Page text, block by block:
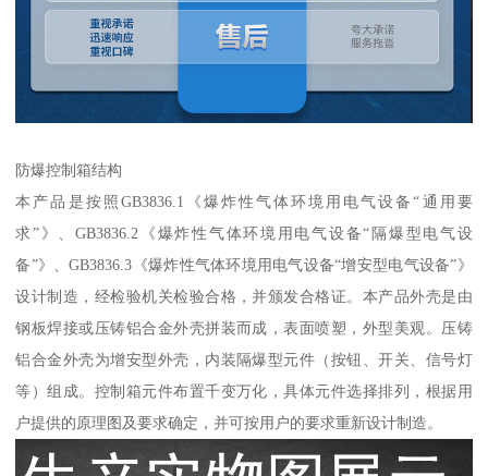
防爆控制箱结构
本产品是按照GB3836.1《爆炸性气体环境用电气设备“通用要
求”》、GB3836.2《爆炸性气体环境用电气设备“隔爆型电气设
备”》、GB3836.3《爆炸性气体环境用电气设备“增安型电气设备”》
设计制造，经检验机关检验合格，并颁发合格证。本产品外壳是由
钢板焊接或压铸铝合金外壳拼装而成，表面喷塑，外型美观。压铸
铝合金外壳为增安型外壳，内装隔爆型元件（按钮、开关、信号灯
等）组成。控制箱元件布置千变万化，具体元件选择排列，根据用
户提供的原理图及要求确定，并可按用户的要求重新设计制造。